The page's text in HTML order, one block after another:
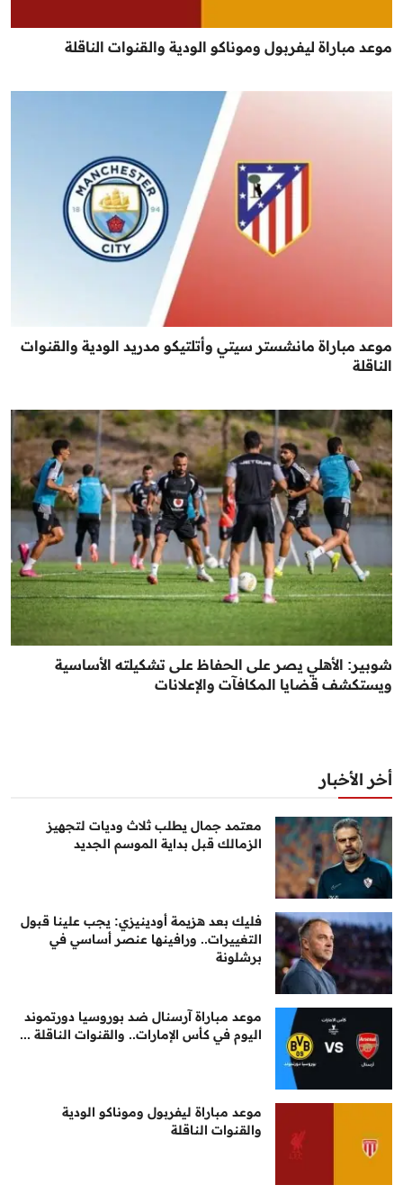
موعد مباراة ليفربول وموناكو الودية والقنوات الناقلة
موعد مباراة مانشستر سيتي وأتلتيكو مدريد الودية والقنوات
الناقلة
شوبير: الأهلي يصر على الحفاظ على تشكيلته الأساسية
ويستكشف قضايا المكافآت والإعلانات
أخر الأخبار
معتمد جمال يطلب ثلاث وديات لتجهيز
الزمالك قبل بداية الموسم الجديد
فليك بعد هزيمة أودينيزي: يجب علينا قبول
التغييرات.. ورافينها عنصر أساسي في
برشلونة
موعد مباراة آرسنال ضد بوروسيا دورتموند
اليوم في كأس الإمارات.. والقنوات الناقلة ...
موعد مباراة ليفربول وموناكو الودية
والقنوات الناقلة